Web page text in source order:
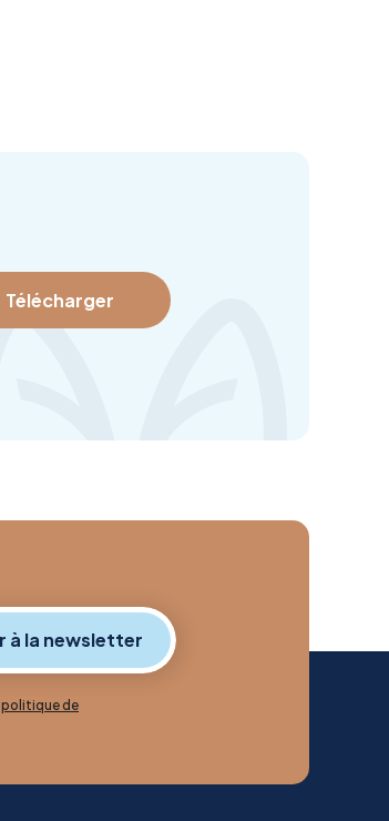
Télécharger
politique de